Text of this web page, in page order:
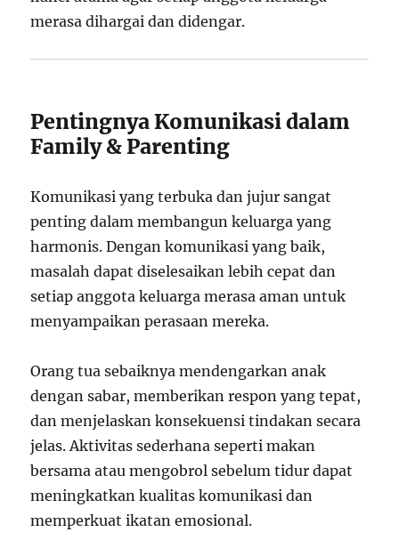
merasa dihargai dan didengar.
Pentingnya Komunikasi dalam
Family & Parenting
Komunikasi yang terbuka dan jujur sangat
penting dalam membangun keluarga yang
harmonis. Dengan komunikasi yang baik,
masalah dapat diselesaikan lebih cepat dan
setiap anggota keluarga merasa aman untuk
menyampaikan perasaan mereka.
Orang tua sebaiknya mendengarkan anak
dengan sabar, memberikan respon yang tepat,
dan menjelaskan konsekuensi tindakan secara
jelas. Aktivitas sederhana seperti makan
bersama atau mengobrol sebelum tidur dapat
meningkatkan kualitas komunikasi dan
memperkuat ikatan emosional.